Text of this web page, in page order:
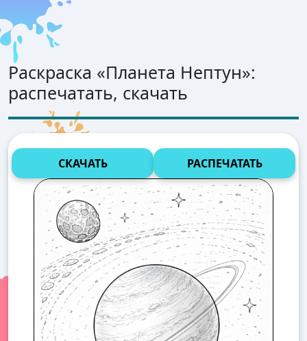
Раскраска «Планета Нептун»:
распечатать, скачать
СКАЧАТЬ РАСПЕЧАТАТЬ